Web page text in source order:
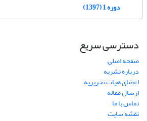
دوره 1 (1397)
دسترسی سریع
صفحه اصلی
درباره نشریه
اعضای هیات تحریریه
ارسال مقاله
تماس با ما
نقشه سایت